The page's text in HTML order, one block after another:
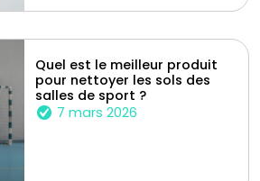
Quel est le meilleur produit
pour nettoyer les sols des
salles de sport ?
7 mars 2026